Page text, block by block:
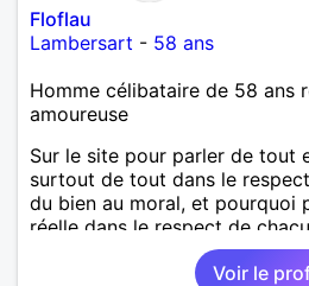
Floflau
Lambersart - 58 ans
Homme célibataire de 58 ans
amoureuse
Sur le site pour parler de tout
surtout de tout dans le
du bien au moral, et pourquoi
réelle dans le respect de
on ne peut prévoir, mais ça
Voir le